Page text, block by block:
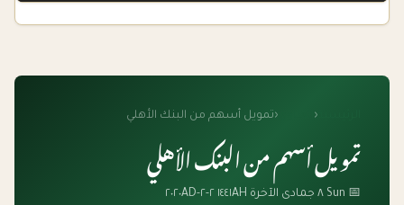
‹
‹تمويل أسهم من البنك الأهلي
تمويل أسهم من البنك الأهلي
📅 Sun ٨ جمادى الآخرة ١٤٤١AH ٢-٢-٢٠٢٠AD